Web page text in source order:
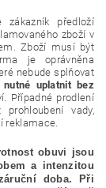
zákazník předloží
zboží v
Zboží musí být
je oprávněna
nebude splňovat
uplatnit bez
Případné prodlení
vady,
reklamace.
obuvi jsou
a intenzitou
doba. Při